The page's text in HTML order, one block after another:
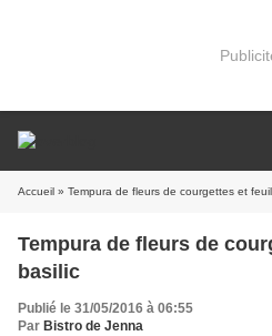
Accueil » Tempura de fleurs de courgettes et
Tempura de fleurs de
basilic
Publié le 31/05/2016 à 06:55
Par Bistro de Jenna